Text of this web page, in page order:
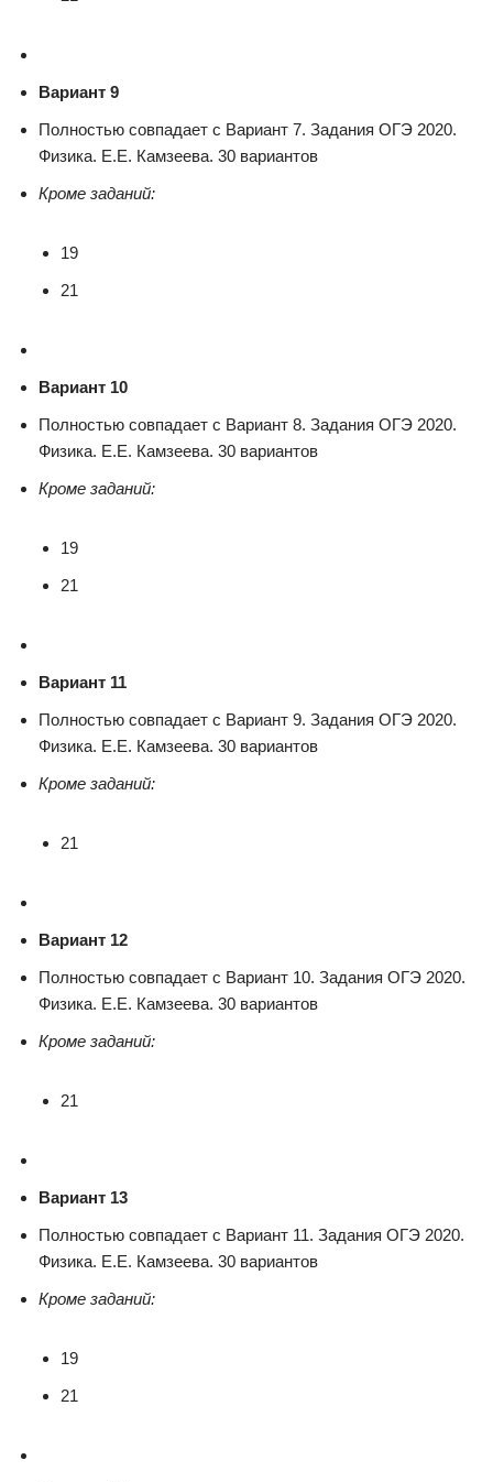
Вариант 9
Полностью совпадает с Вариант 7. Задания ОГЭ 2020.
Физика. Е.Е. Камзеева. 30 вариантов
Кроме заданий:
19
21
Вариант 10
Полностью совпадает с Вариант 8. Задания ОГЭ 2020.
Физика. Е.Е. Камзеева. 30 вариантов
Кроме заданий:
19
21
Вариант 11
Полностью совпадает с Вариант 9. Задания ОГЭ 2020.
Физика. Е.Е. Камзеева. 30 вариантов
Кроме заданий:
21
Вариант 12
Полностью совпадает с Вариант 10. Задания ОГЭ 2020.
Физика. Е.Е. Камзеева. 30 вариантов
Кроме заданий:
21
Вариант 13
Полностью совпадает с Вариант 11. Задания ОГЭ 2020.
Физика. Е.Е. Камзеева. 30 вариантов
Кроме заданий:
19
21